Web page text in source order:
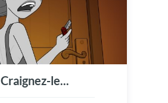
Craignez-le...